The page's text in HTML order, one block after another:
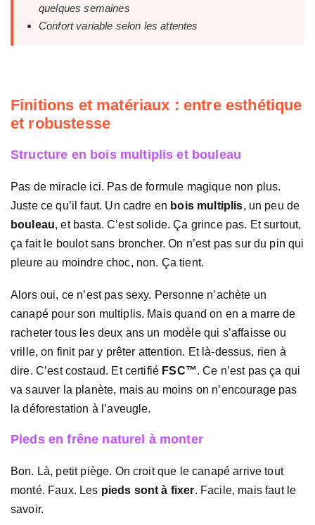
quelques semaines
Confort variable selon les attentes
Finitions et matériaux : entre esthétique
et robustesse
Structure en bois multiplis et bouleau
Pas de miracle ici. Pas de formule magique non plus.
Juste ce qu’il faut. Un cadre en bois multiplis, un peu de
bouleau, et basta. C’est solide. Ça grince pas. Et surtout,
ça fait le boulot sans broncher. On n’est pas sur du pin qui
pleure au moindre choc, non. Ça tient.
Alors oui, ce n’est pas sexy. Personne n’achète un
canapé pour son multiplis. Mais quand on en a marre de
racheter tous les deux ans un modèle qui s’affaisse ou
vrille, on finit par y prêter attention. Et là-dessus, rien à
dire. C’est costaud. Et certifié FSC™. Ce n’est pas ça qui
va sauver la planète, mais au moins on n’encourage pas
la déforestation à l’aveugle.
Pieds en frêne naturel à monter
Bon. Là, petit piège. On croit que le canapé arrive tout
monté. Faux. Les pieds sont à fixer. Facile, mais faut le
savoir.